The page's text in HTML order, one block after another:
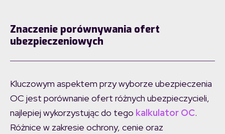
Znaczenie porównywania ofert
ubezpieczeniowych
Kluczowym aspektem przy wyborze ubezpieczenia
OC jest porównanie ofert różnych ubezpieczycieli,
najlepiej wykorzystując do tego kalkulator OC.
Różnice w zakresie ochrony, cenie oraz